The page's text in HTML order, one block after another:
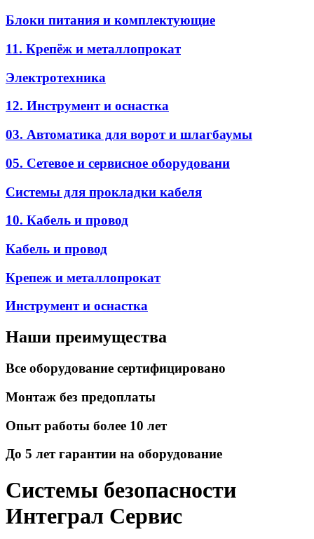
Блоки питания и комплектующие
11. Крепёж и металлопрокат
Электротехника
12. Инструмент и оснастка
03. Автоматика для ворот и шлагбаумы
05. Сетевое и сервисное оборудовани
Системы для прокладки кабеля
10. Кабель и провод
Кабель и провод
Крепеж и металлопрокат
Инструмент и оснастка
Наши преимущества
Все оборудование сертифицировано
Монтаж без предоплаты
Опыт работы более 10 лет
До 5 лет гарантии на оборудование
Системы безопасности
Интеграл Сервис